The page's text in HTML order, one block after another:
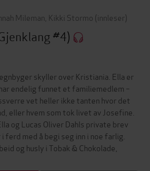
Mileman Kikki Stormo (innleser)
#4)
skyller over Kristiania. Ella er
endelig funnet et familiemedlem –
vet heller ikke tanten hvor det
eller hvem som tok livet av Josefine.
og Lucas Oliver Dahls private brev
ferd med å begi seg inn i noe farlig.
og husly i Tobak & Chokolade,